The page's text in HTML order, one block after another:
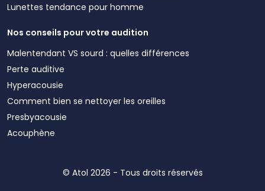
Lunettes tendance pour homme
Nos conseils pour votre audition
Malentendant VS sourd : quelles différences
Perte auditive
Hyperacousie
Comment bien se nettoyer les oreilles
Presbyacousie
Acouphène
© Atol 2026 - Tous droits réservés